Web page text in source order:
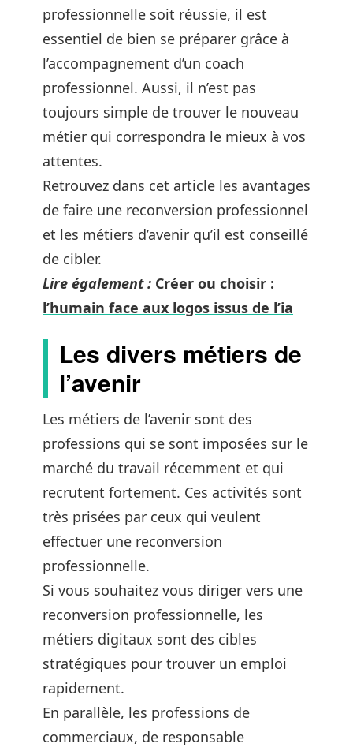
professionnelle soit réussie, il est
essentiel de bien se préparer grâce à
l’accompagnement d’un coach
professionnel. Aussi, il n’est pas
toujours simple de trouver le nouveau
métier qui correspondra le mieux à vos
attentes.
Retrouvez dans cet article les avantages
de faire une reconversion professionnel
et les métiers d’avenir qu’il est conseillé
de cibler.
Lire également : Créer ou choisir :
l’humain face aux logos issus de l’ia
Les divers métiers de
l’avenir
Les métiers de l’avenir sont des
professions qui se sont imposées sur le
marché du travail récemment et qui
recrutent fortement. Ces activités sont
très prisées par ceux qui veulent
effectuer une reconversion
professionnelle.
Si vous souhaitez vous diriger vers une
reconversion professionnelle, les
métiers digitaux sont des cibles
stratégiques pour trouver un emploi
rapidement.
En parallèle, les professions de
commerciaux, de responsable